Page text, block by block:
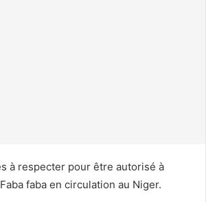
e
à respecter pour être autorisé à
faba en circulation au Niger.